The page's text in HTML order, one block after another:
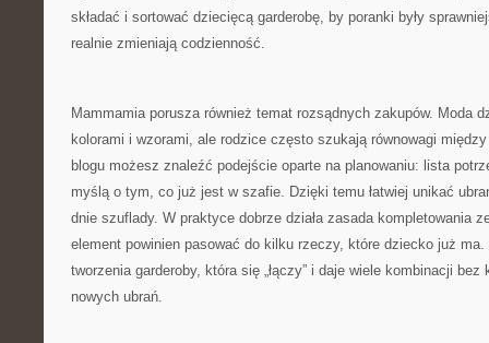
składać i sortować dziecięcą garderobę, by poranki były
realnie zmieniają codzienność.
Mammamia porusza również temat rozsądnych zakupów. Moda
kolorami i wzorami, ale rodzice często szukają równowagi
blogu możesz znaleźć podejście oparte na planowaniu: lista
myślą o tym, co już jest w szafie. Dzięki temu łatwiej unikać
dnie szuflady. W praktyce dobrze działa zasada kompletowania
element powinien pasować do kilku rzeczy, które dziecko już
tworzenia garderoby, która się „łączy” i daje wiele kombinacji bez
nowych ubrań.